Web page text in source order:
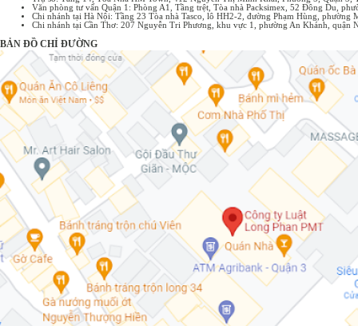
Văn phòng tư vấn Quận 1: Phòng A1, Tầng trệt, Tòa nhà Packsimex, 52 Đông Du,
Chi nhánh tại Hà Nội: Tầng 23 Tòa nhà Tasco, lô HH2-2, đường Phạm Hùng,
Chi nhánh tại Cần Thơ: 207 Nguyễn Tri Phương, khu vực 1, phường An Khánh, quận
BẢN ĐỒ CHỈ ĐƯỜNG